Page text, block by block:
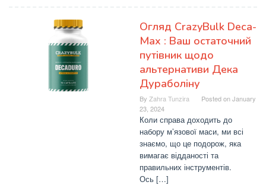
Огляд CrazyBulk Deca-
Max : Ваш остаточний
путівник щодо
альтернативи Дека
Дураболіну
By Zahra Tunzira Posted onJanuary
23, 2024
Коли справа доходить до
набору м’язової маси, ми всі
знаємо, що це подорож, яка
вимагає відданості та
правильних інструментів.
Ось […]